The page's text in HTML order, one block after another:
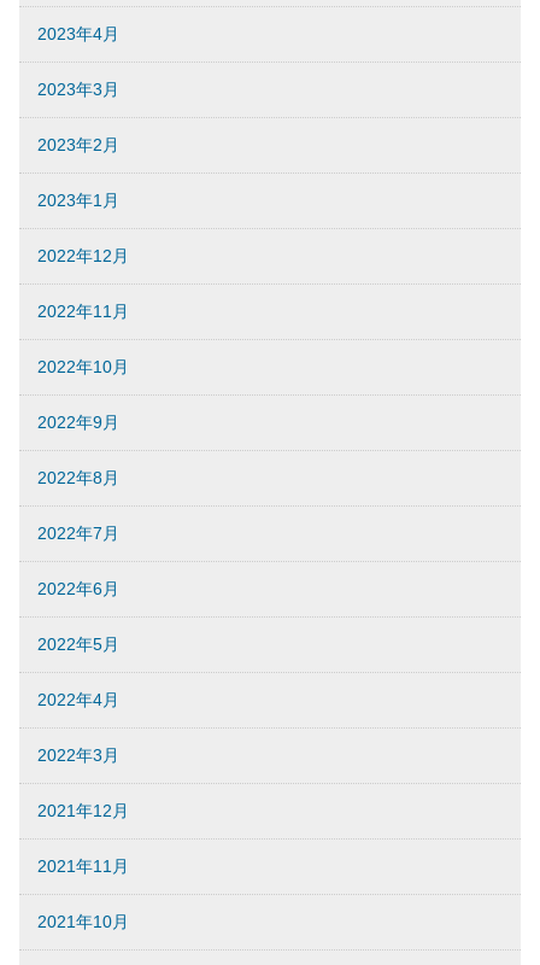
2023年4月
2023年3月
2023年2月
2023年1月
2022年12月
2022年11月
2022年10月
2022年9月
2022年8月
2022年7月
2022年6月
2022年5月
2022年4月
2022年3月
2021年12月
2021年11月
2021年10月